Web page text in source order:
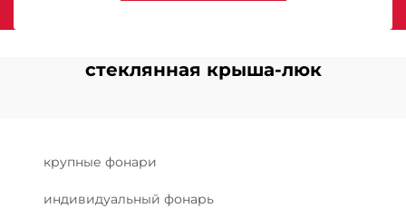
стеклянная крыша-люк
крупные фонари
индивидуальный фонарь